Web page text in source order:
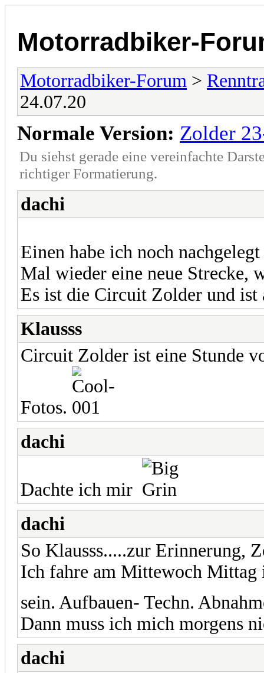
Motorradbiker-
Motorradbiker-Forum >
24.07.20
Normale Version: Zolder
Du siehst gerade eine vereinfachte
richtiger Formatierung.
dachi
Einen habe ich noch nachgelegt
Mal wieder eine neue Strecke,
Es ist die Circuit Zolder und ist
Klausss
Circuit Zolder ist eine Stunde
Fotos.
dachi
Dachte ich mir
dachi
So Klausss.....zur Erinnerung,
Ich fahre am Mittewoch Mittag
sein. Aufbauen- Techn.
Dann muss ich mich morgens
dachi